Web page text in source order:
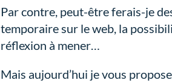
Par contre, peut-être ferais-je
temporaire sur le web, la
réflexion à mener…
Mais aujourd’hui je vous